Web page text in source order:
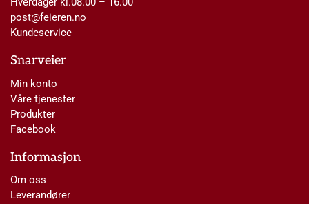
post@feieren.no
Kundeservice
Snarveier
Min konto
Våre tjenester
Produkter
Facebook
Informasjon
Om oss
Leverandører